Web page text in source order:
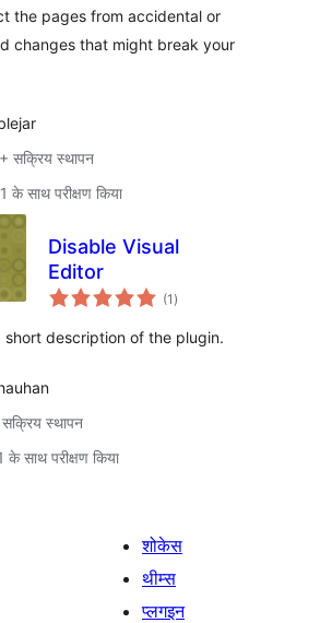
the pages from accidental or
changes that might break your
सक्रिय स्थापन
के साथ परीक्षण किया
Disable Visual
Editor
(1 कुल
दर)
short description of the plugin.
स्थापन
के साथ परीक्षण किया
शोकेस
थीम्स
प्लगइन